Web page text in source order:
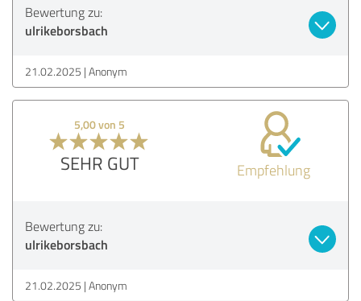
Bewertung zu:
ulrikeborsbach
21.02.2025 Anonym
5,00 von 5
SEHR GUT Empfehlung
Bewertung zu:
ulrikeborsbach
21.02.2025 Anonym